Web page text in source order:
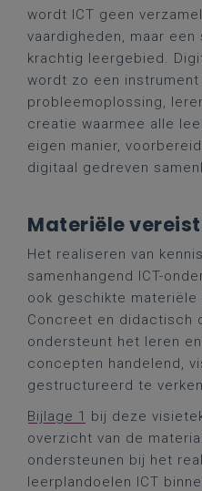
wordt ICT geen
vaardigheden, maar een
krachtig leergebied.
wordt zo een instrument
probleemoplossing,
creatie waarmee alle
eigen manier,
digitaal gedreven
Materiële
Het realiseren van
samenhangend ICT-
ook geschikte materiële
Concreet en didactisch
ondersteunt het leren
concepten handelend,
gestructureerd te
Bijlage 1 bij deze
overzicht van de
ondersteunen bij het
leerplandoelen ICT